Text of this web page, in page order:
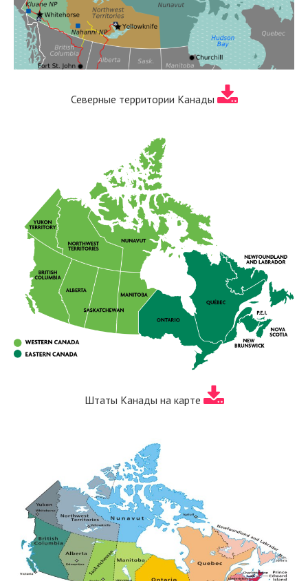
Северные территории Канады
Штаты Канады на карте